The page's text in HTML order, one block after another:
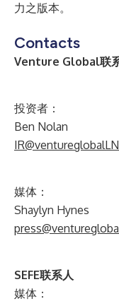
力之版本。
Contacts
Venture Global联
投资者：
Ben Nolan
媒体：
Shaylyn Hynes
SEFE联系人
媒体：